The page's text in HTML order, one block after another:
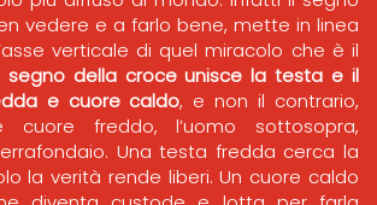
vedere e a farlo bene, mette in linea
verticale di quel miracolo che è il
segno della croce unisce la testa e il
e cuore caldo, e non il contrario,
freddo, l’uomo sottosopra,
Una testa fredda cerca la
la verità rende liberi. Un cuore caldo